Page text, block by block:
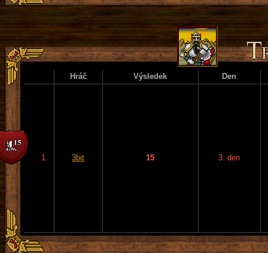
Hráč Výsledek Den
1. 3bit 15 3. den